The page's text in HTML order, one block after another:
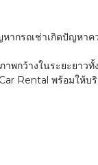
ากรถเช่าเกิดปัญหาค
พกว้างในระยะยาวทั้
Rental พร้อมให้บริ